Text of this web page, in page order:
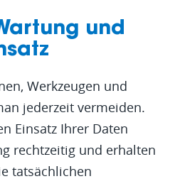
und
Werkzeugen und
jederzeit vermeiden.
Einsatz Ihrer Daten
rechtzeitig und erhalten
tatsächlichen